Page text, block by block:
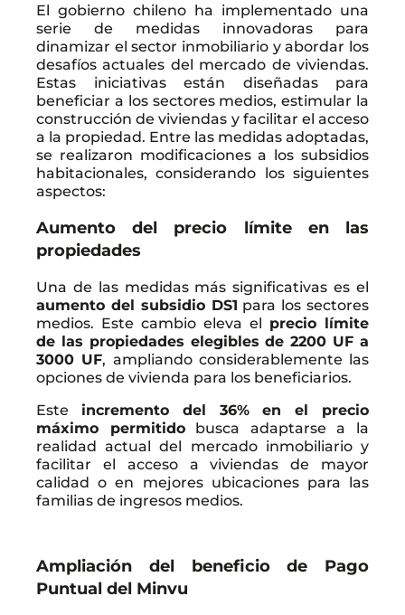
El gobierno chileno ha implementado una
serie de medidas innovadoras para
dinamizar el sector inmobiliario y abordar los
desafíos actuales del mercado de viviendas.
Estas iniciativas están diseñadas para
beneficiar a los sectores medios, estimular la
construcción de viviendas y facilitar el acceso
a la propiedad. Entre las medidas adoptadas,
se realizaron modificaciones a los subsidios
habitacionales, considerando los siguientes
aspectos:
Aumento del precio límite en las
propiedades
Una de las medidas más significativas es el
aumento del subsidio DS1 para los sectores
medios. Este cambio eleva el precio límite
de las propiedades elegibles de 2200 UF a
3000 UF, ampliando considerablemente las
opciones de vivienda para los beneficiarios.
Este incremento del 36% en el precio
máximo permitidobusca adaptarse a la
realidad actual del mercado inmobiliario y
facilitar el acceso a viviendas de mayor
calidad o en mejores ubicaciones para las
familias de ingresos medios.
Ampliación del beneficio de Pago
Puntual del Minvu